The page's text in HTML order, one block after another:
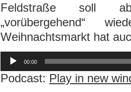
Feldstraße soll ab
„vorübergehend“
Weihnachtsmarkt hat
Player
00:00
Podcast: Play in new